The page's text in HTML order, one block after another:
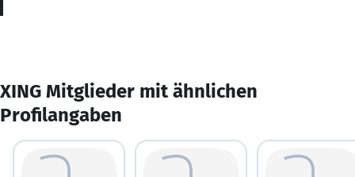
XING Mitglieder mit ähnlichen
Profilangaben